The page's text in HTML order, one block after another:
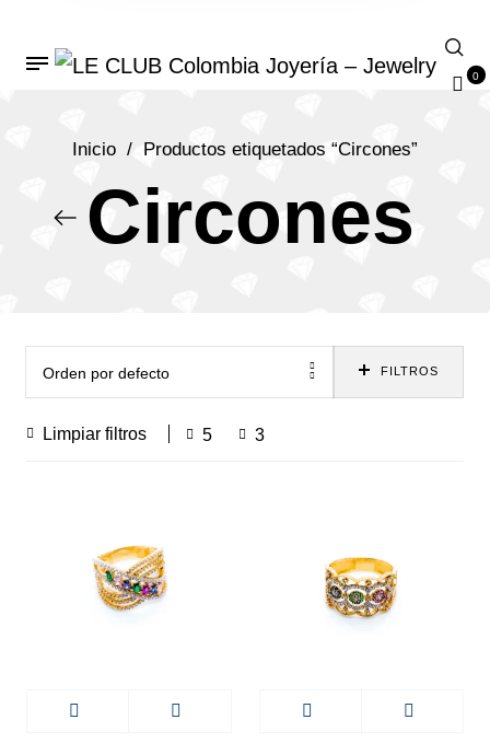
0
Inicio / Productos etiquetados “Circones”
Circones
Orden por defecto FILTROS
Limpiar filtros 5 3